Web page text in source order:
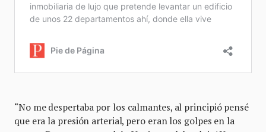
“No me despertaba por los calmantes, al principió pensé
que era la presión arterial, pero eran los golpes en la